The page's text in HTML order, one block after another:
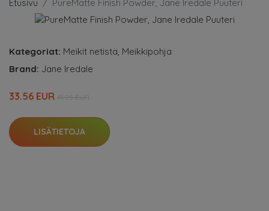
Etusivu PureMatte Finish Powder, Jane Iredale Puuteri
Kategoriat: Meikit netistä Meikkipohja
Brand: Jane Iredale
33.56 EUR
LISÄTIETOJA